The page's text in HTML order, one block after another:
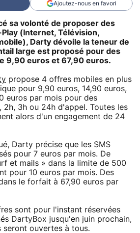
Ajoutez-nous en favori
sa volonté de proposer des
(Internet, Télévision,
Darty dévoile la teneur de
large est proposé pour des
9,90 euros et 67,90 euros.
propose 4 offres mobiles en plus
pour 9,90 euros, 14,90 euros,
euros par mois pour des
2h, 3h ou 24h d'appel. Toutes les
alors d'un engagement de 24
Darty précise que les SMS
pour 7 euros par mois. De
et mails » dans la limite de 500
pour 10 euros par mois. Des
le forfait à 67,90 euros par
sont pour l'instant réservées
DartyBox jusqu'en juin prochain,
seront ouvertes à tous.